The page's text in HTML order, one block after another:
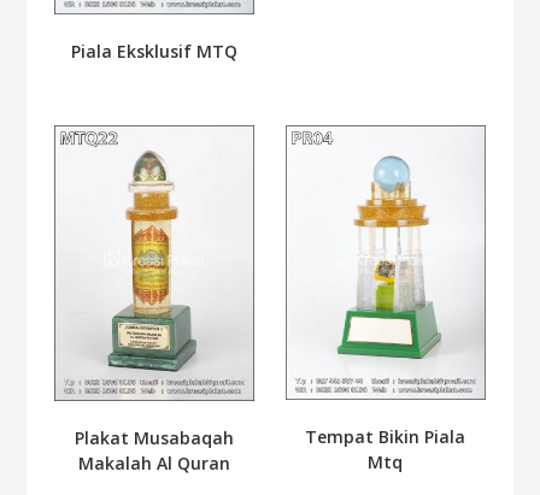
Piala Eksklusif MTQ
Plakat Musabaqah
Makalah Al Quran
Tempat Bikin Piala
Mtq